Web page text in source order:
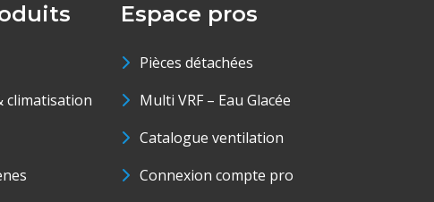
climatisation
Espace pros
Pièces détachées
Multi VRF – Eau Glacée
Catalogue ventilation
Connexion compte pro